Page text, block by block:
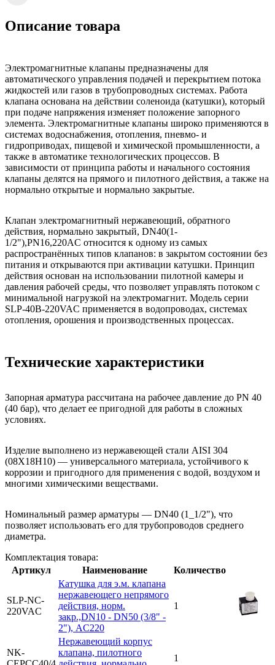
Описание товара
Клапан электромагнитный нержавеющий, обратного
действия, нормально закрытый, DN40(1-
1/2"),PN16,220AC относится к одному из самых
распространённых типов клапанов: в закрытом состоянии без
питания и открываются при активации катушки. Принцип
действия основан на использовании пилотной камеры и
давления рабочей среды, что позволяет управлять потоком с
минимальной нагрузкой на электромагнит. Модель серии
SLP-40B-220VAC применяется в водопроводах, системах
отопления, орошения и производственных процессах.
Электромагнитные клапаны предназначены для
автоматического управления подачей и перекрытием потока
жидкостей или газов в трубопроводных системах. Работа
клапана основана на действии соленоида (катушки), который
при подаче напряжения изменяет положение запорного
элемента. Электромагнитные клапаны широко применяются в
системах водоснабжения, отопления, пневмо- и
гидроприводах, пищевой и химической промышленности, а
также в автоматике технологических процессов. В
зависимости от принципа работы и начального состояния
клапаны делятся на прямого и пилотного действия, а также на
нормально открытые и нормально закрытые.
Технические характеристики
Запорная арматура рассчитана на рабочее давление до PN 40
(40 бар), что делает ее пригодной для работы в сложных
условиях.
Изделие выполнено из нержавеющей стали AISI 304
(08Х18Н10) — универсального материала, устойчивого к
коррозии и пригодного для применения с водой, воздухом и
многими химическими веществами.
Номинальный размер арматуры — DN40 (1_1/2"), что
позволяет использовать его для трубопроводов среднего
диаметра.
Комплектация товара:
Артикул
Наименование Количество
SLP-NC-
220VAC
Катушка для э.м. клапана
нержавеющего непрямого
действия, норм.
закр.,DN10 - DN50 (3/8" -
2"), AC220
1
NK-
Нержавеющий корпус
клапана, пилотного
1